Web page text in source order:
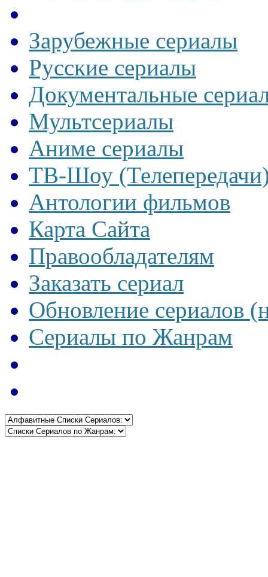
Зарубежные сериалы
Русские сериалы
Документальные
Мультсериалы
Аниме сериалы
ТВ-Шоу
Антологии фильмов
Карта Сайта
Правообладателям
Заказать сериал
Обновление сериалов
Сериалы по Жанрам